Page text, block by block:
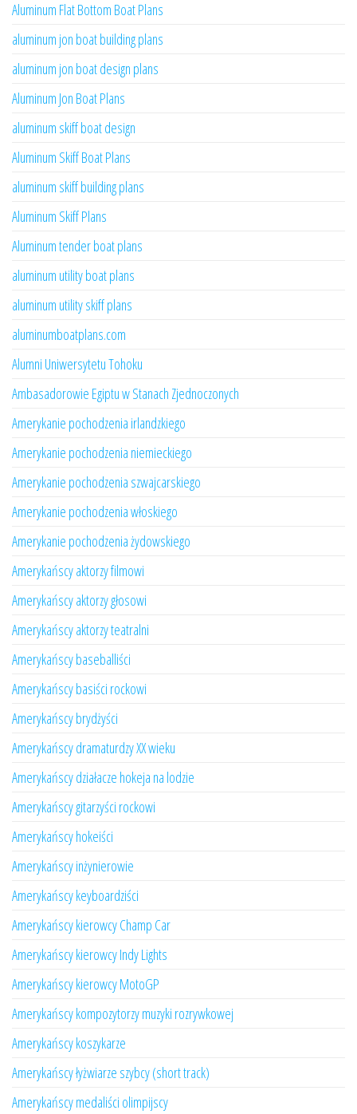
Aluminum Flat Bottom Boat Plans
aluminum jon boat building plans
aluminum jon boat design plans
Aluminum Jon Boat Plans
aluminum skiff boat design
Aluminum Skiff Boat Plans
aluminum skiff building plans
Aluminum Skiff Plans
Aluminum tender boat plans
aluminum utility boat plans
aluminum utility skiff plans
aluminumboatplans.com
Alumni Uniwersytetu Tohoku
Ambasadorowie Egiptu w Stanach Zjednoczonych
Amerykanie pochodzenia irlandzkiego
Amerykanie pochodzenia niemieckiego
Amerykanie pochodzenia szwajcarskiego
Amerykanie pochodzenia włoskiego
Amerykanie pochodzenia żydowskiego
Amerykańscy aktorzy filmowi
Amerykańscy aktorzy głosowi
Amerykańscy aktorzy teatralni
Amerykańscy baseballiści
Amerykańscy basiści rockowi
Amerykańscy brydżyści
Amerykańscy dramaturdzy XX wieku
Amerykańscy działacze hokeja na lodzie
Amerykańscy gitarzyści rockowi
Amerykańscy hokeiści
Amerykańscy inżynierowie
Amerykańscy keyboardziści
Amerykańscy kierowcy Champ Car
Amerykańscy kierowcy Indy Lights
Amerykańscy kierowcy MotoGP
Amerykańscy kompozytorzy muzyki rozrywkowej
Amerykańscy koszykarze
Amerykańscy łyżwiarze szybcy (short track)
Amerykańscy medaliści olimpijscy